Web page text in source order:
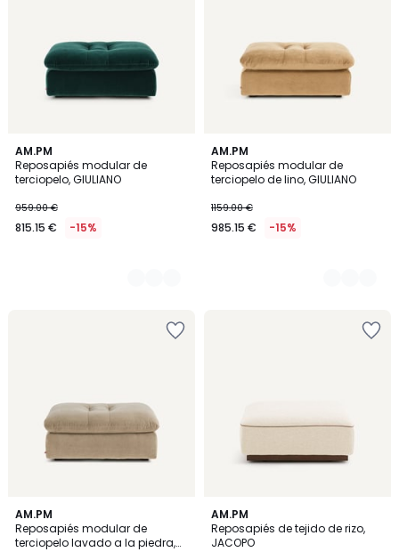
AM.PM
Reposapiés modular de
terciopelo, GIULIANO
959.00 €
815.15 € -15%
14
Colores
AM.PM
Reposapiés modular de
terciopelo de lino, GIULIANO
1159.00 €
985.15 € -15%
5
Colores
AM.PM
Reposapiés modular de
terciopelo lavado a la piedra,
3
Colores
AM.PM
Reposapiés de tejido de rizo,
JACOPO
3
Colores